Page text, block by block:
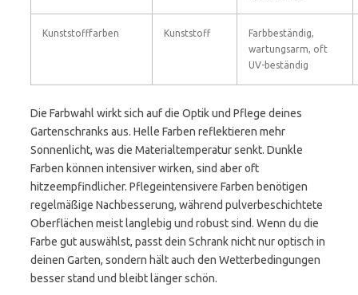
Kunststofffarben Kunststoff
Farbbeständig,
wartungsarm, oft
UV-beständig
Die Farbwahl wirkt sich auf die Optik und Pflege deines
Gartenschranks aus. Helle Farben reflektieren mehr
Sonnenlicht, was die Materialtemperatur senkt. Dunkle
Farben können intensiver wirken, sind aber oft
hitzeempfindlicher. Pflegeintensivere Farben benötigen
regelmäßige Nachbesserung, während pulverbeschichtete
Oberflächen meist langlebig und robust sind. Wenn du die
Farbe gut auswählst, passt dein Schrank nicht nur optisch in
deinen Garten, sondern hält auch den Wetterbedingungen
besser stand und bleibt länger schön.